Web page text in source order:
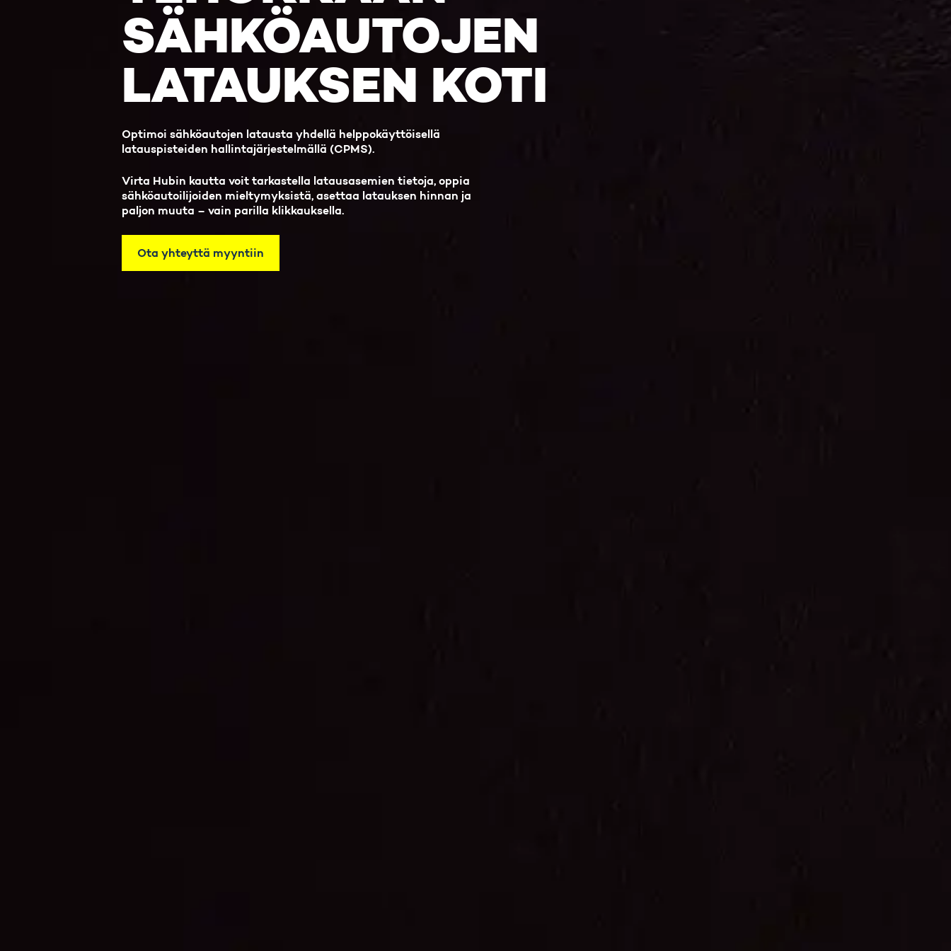
SÄHKÖAUTOJEN
LATAUKSEN KOTI
Optimoi sähköautojen latausta yhdellä helppokäyttöisellä
latauspisteiden hallintajärjestelmällä (CPMS).
Virta Hubin kautta voit tarkastella latausasemien tietoja, oppia
sähköautoilijoiden mieltymyksistä, asettaa latauksen hinnan ja
paljon muuta – vain parilla klikkauksella.
Ota yhteyttä myyntiin